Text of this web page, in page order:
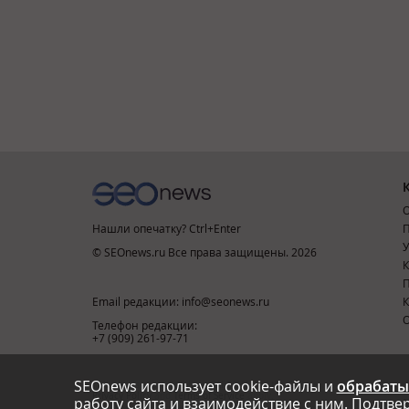
SEOnews использует cookie-файлы и
работу сайта и взаимодействие с ним.
Нашли опечатку? Ctrl+Enter
© SEOnews.ru Все права защищены. 2026
Email редакции: info@seonews.ru
Телефон редакции:
+7 (909) 261-97-71
This site is protected by reCAPTCHA and the Google
Privacy Policy
Terms of Service apply.